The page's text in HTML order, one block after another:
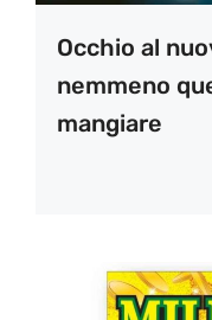
Occhio al
nemmeno
mangiare